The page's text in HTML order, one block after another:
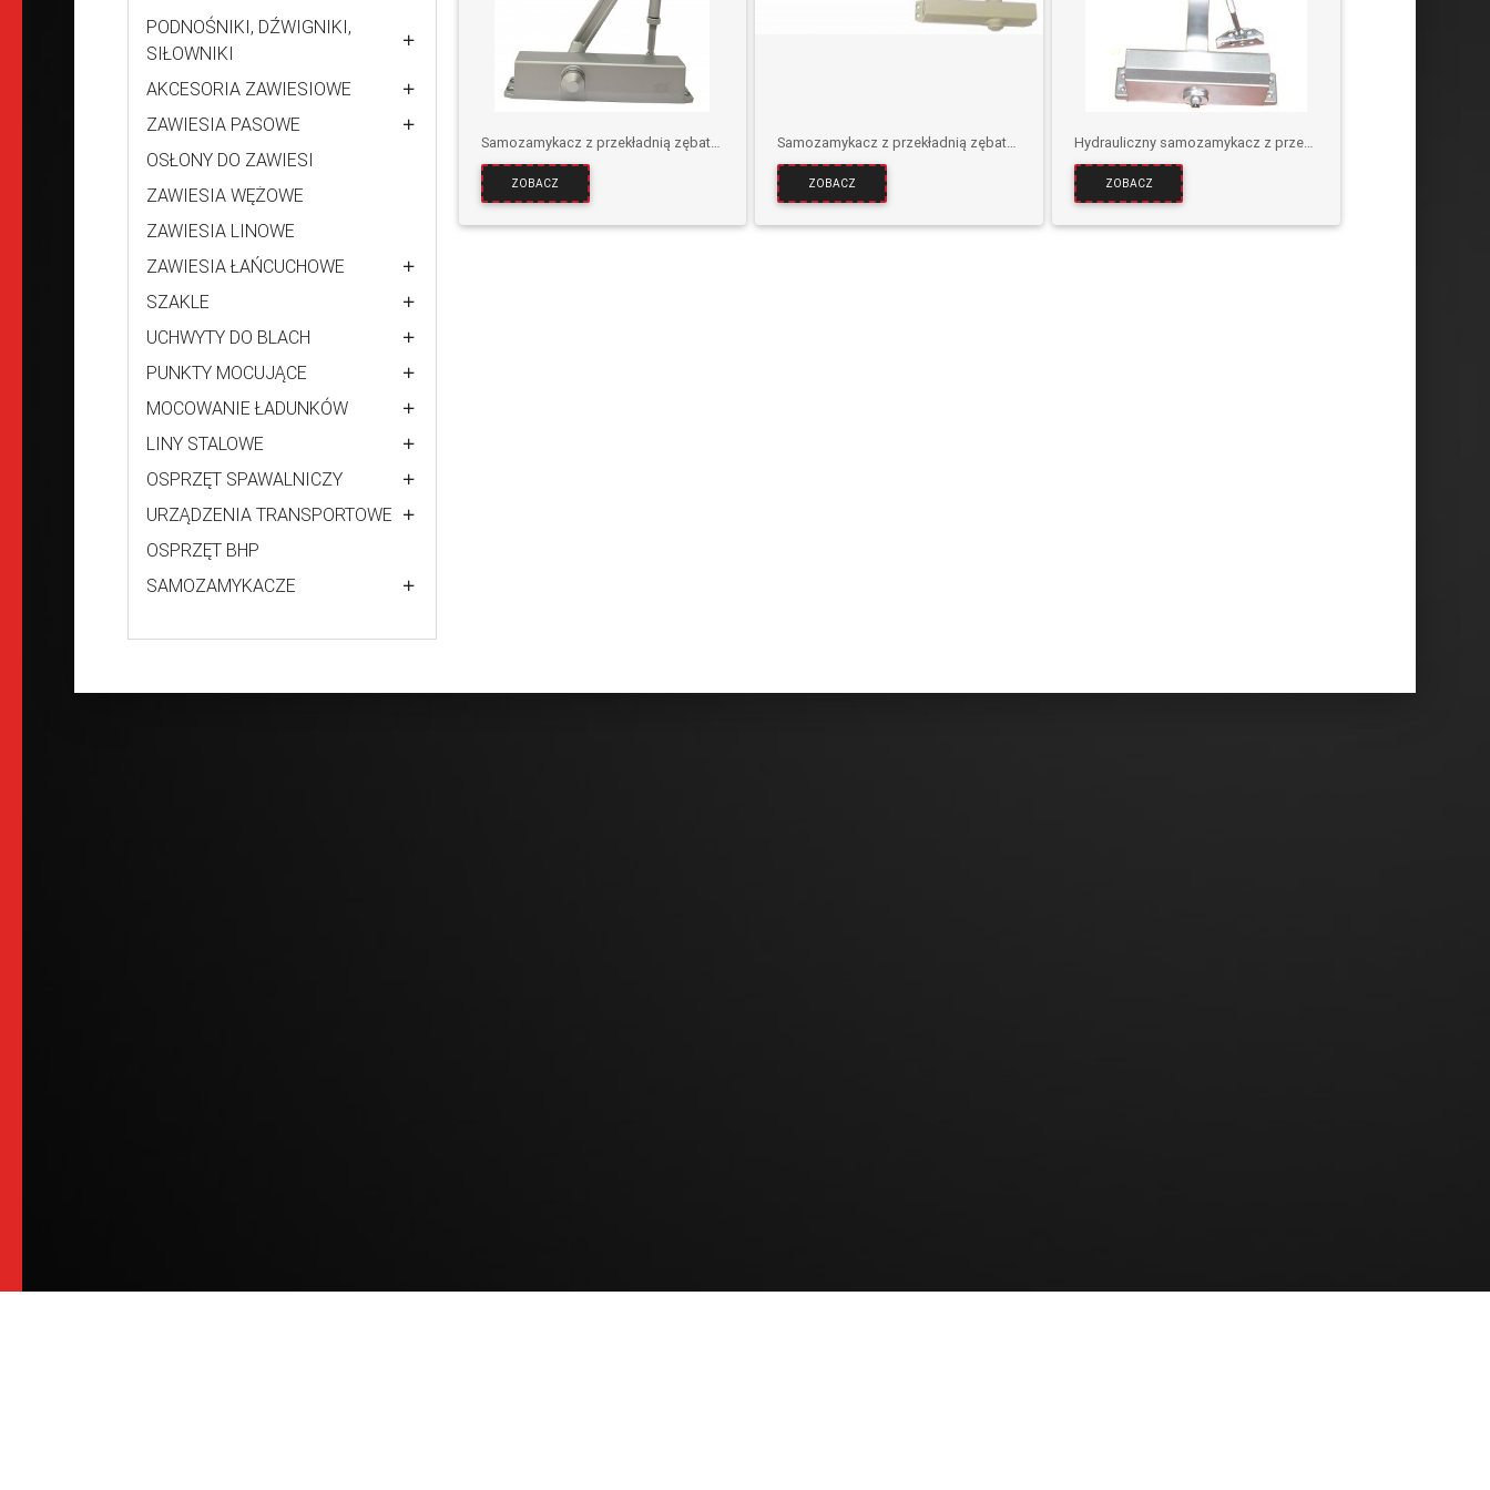
PODNOŚNIKI, DŹWIGNIKI,
SIŁOWNIKI
AKCESORIA ZAWIESIOWE
ZAWIESIA PASOWE
OSŁONY DO ZAWIESI
ZAWIESIA WĘŻOWE
ZAWIESIA LINOWE
ZAWIESIA ŁAŃCUCHOWE
SZAKLE
UCHWYTY DO BLACH
PUNKTY MOCUJĄCE
MOCOWANIE ŁADUNKÓW
LINY STALOWE
OSPRZĘT SPAWALNICZY
URZĄDZENIA TRANSPORTOWE
OSPRZĘT BHP
SAMOZAMYKACZE
Samozamykacz z przekładnią zębatą D80V
ZOBACZ
Samozamykacz z przekładnią zębatą D80V-L – dźwignia z listwą
ZOBACZ
Hydrauliczny samozamykacz z przekładnią zębatą Typ 700
ZOBACZ